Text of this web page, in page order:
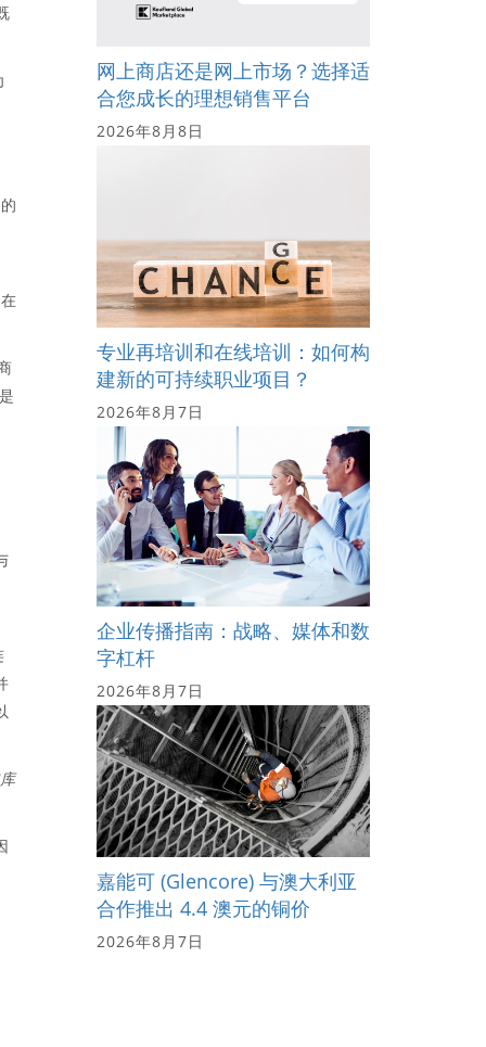
网上商店还是网上市场？选择适
合您成长的理想销售平台
2026年8月8日
专业再培训和在线培训：如何构
建新的可持续职业项目？
2026年8月7日
企业传播指南：战略、媒体和数
字杠杆
2026年8月7日
嘉能可 (Glencore) 与澳大利亚
合作推出 4.4 澳元的铜价
2026年8月7日